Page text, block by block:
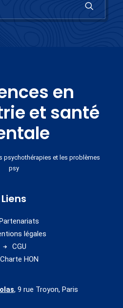
en
et santé
psychothérapies et les problèmes
psy
Liens
légales
CGU
Charte HON
, 9 rue Troyon, Paris